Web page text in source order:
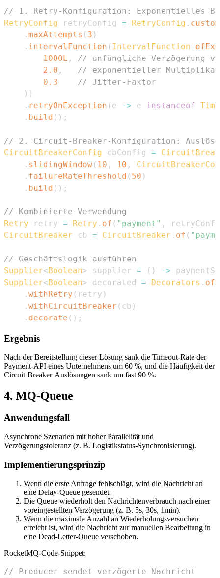
// 1. Retry-Konfiguration: Exponentielles
RetryConfig retryConfig = RetryConfig . custom
. maxAttempts ( 3 )
. intervalFunction ( IntervalFunction .
1000L ,
// anfängliche Verzögerung
2.0 ,
// exponentieller
0.3
// Jitter-Faktor
) )
. retryOnException ( e -> e instanceof
. build ( ) ;
// 2. Circuit-Breaker-Konfiguration:
CircuitBreakerConfig cbConfig =
. slidingWindow( 10 , 10 ,
. failureRateThreshold ( 50 )
. build ( ) ;
// Kombinierte Verwendung
Retry retry = Retry . of ( "payment" ,
CircuitBreaker cb = CircuitBreaker . of (
// Geschäftslogik ausführen
Supplier<Boolean> supplier = ( ) ->
Supplier<Boolean> decorated = Decorators .
. withRetry ( retry )
. withCircuitBreaker ( cb )
. decorate ( ) ;
Ergebnis
Nach der Bereitstellung dieser Lösung sank die Timeout-Rate der
Payment-API eines Unternehmens um 60 %, und die Häufigkeit der
Circuit-Breaker-Auslösungen sank um fast 90 %.
4. MQ-Queue
Anwendungsfall
Asynchrone Szenarien mit hoher Parallelität und
Verzögerungstoleranz (z. B. Logistikstatus-Synchronisierung).
Implementierungsprinzip
Wenn die erste Anfrage fehlschlägt, wird die Nachricht an
eine Delay-Queue gesendet.
Die Queue wiederholt den Nachrichtenverbrauch nach einer
voreingestellten Verzögerung (z. B. 5s, 30s, 1min).
Wenn die maximale Anzahl an Wiederholungsversuchen
erreicht ist, wird die Nachricht zur manuellen Bearbeitung in
eine Dead-Letter-Queue verschoben.
RocketMQ-Code-Snippet:
// Producer sendet verzögerte Nachricht